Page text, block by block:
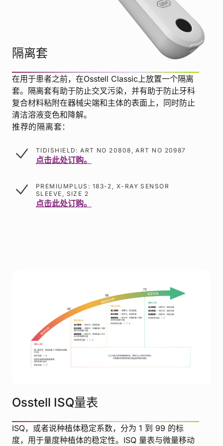
隔离套
在用于患者之前，在Osstell Classic上放置一个隔离
套。隔离套有助于防止交叉污染，并有助于防止牙科
复合材料粘附在器械尖端和主体的表面上，同时防止
清洁溶液变色和降解。
推荐的隔离套：
TIDISHIELD: ART NO 20808, ART NO 20987
点击此处订购。
PREMIUMPLUS: 183-2, X-RAY SENSOR
SLEEVE, SIZE 2
点击此处订购。
Osstell ISQ量表
ISQ，或者说种植体稳定系数，分为 1 到 99 的标
度，用于量度种植体的稳定性。ISQ 量表与微量移动